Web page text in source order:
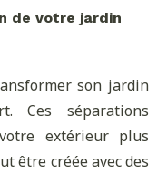
de votre jardin
son jardin
Ces séparations
extérieur plus
être créée avec des